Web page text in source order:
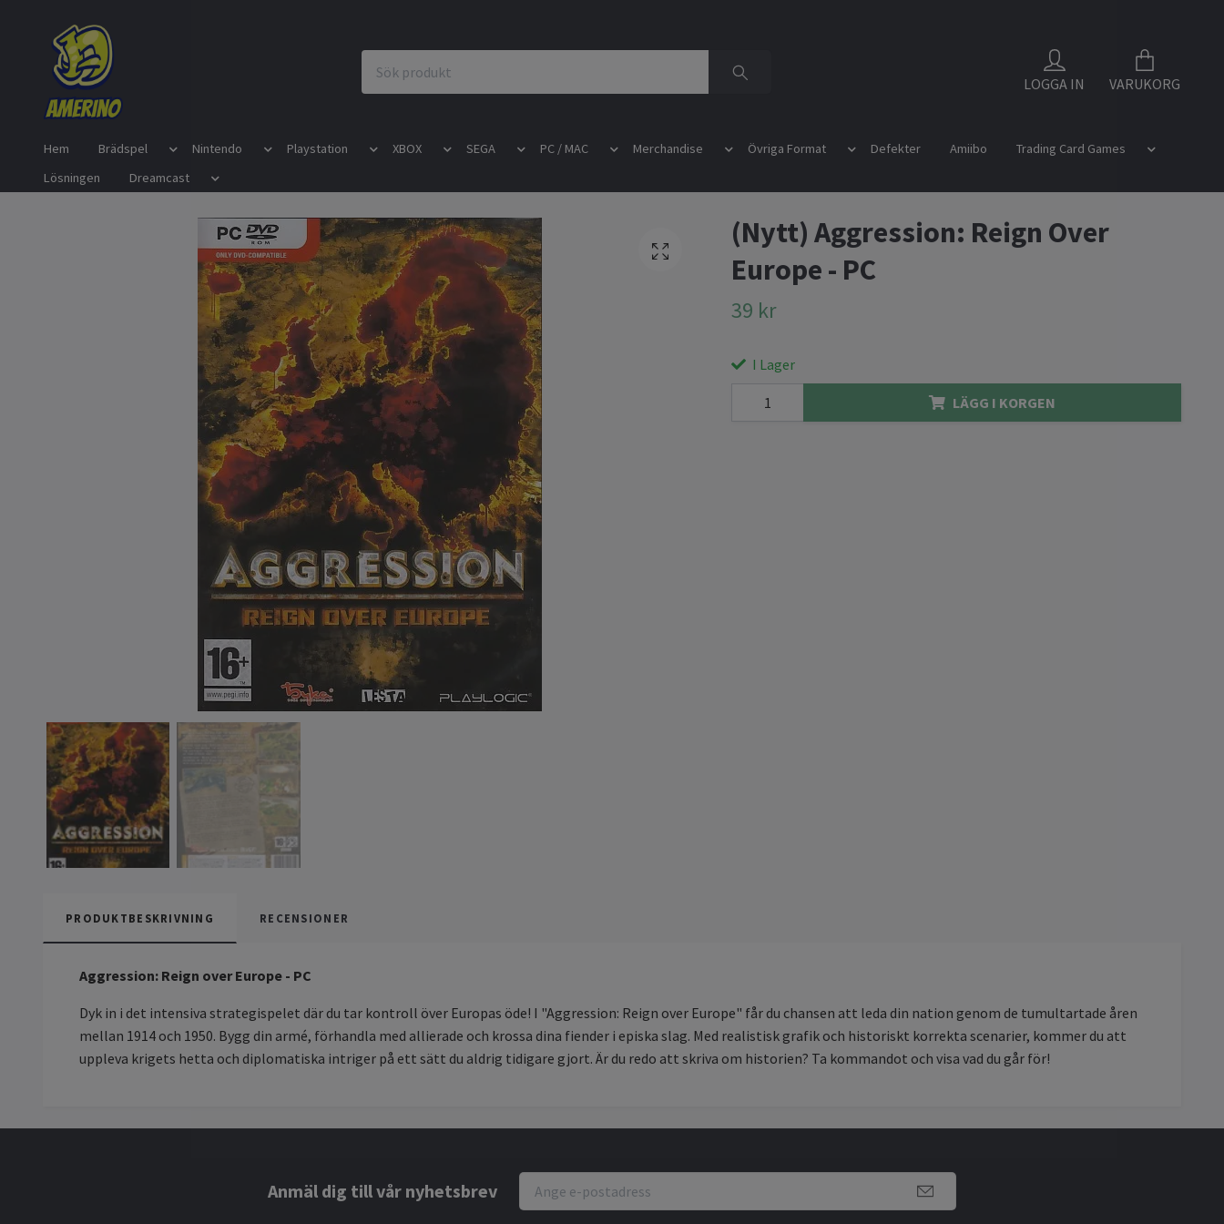
LOGGA IN VARUKORG
Hem Brädspel Nintendo Playstation XBOX SEGA PC / MAC Merchandise Övriga Format Defekter Amiibo
Trading Card Games
Lösningen
Dreamcast
(Nytt) Aggression: Reign Over
Europe - PC
39 kr
I Lager
LÄGG I KORGEN
PRODUKTBESKRIVNING RECENSIONER
Aggression: Reign over Europe - PC
Dyk in i det intensiva strategispelet där du tar kontroll över Europas öde! I "Aggression: Reign over Europe" får du chansen att leda din nation genom de tumultartade åren
mellan 1914 och 1950. Bygg din armé, förhandla med allierade och krossa dina fiender i episka slag. Med realistisk grafik och historiskt korrekta scenarier, kommer du att
uppleva krigets hetta och diplomatiska intriger på ett sätt du aldrig tidigare gjort. Är du redo att skriva om historien? Ta kommandot och visa vad du går för!
Anmäl dig till vår nyhetsbrev